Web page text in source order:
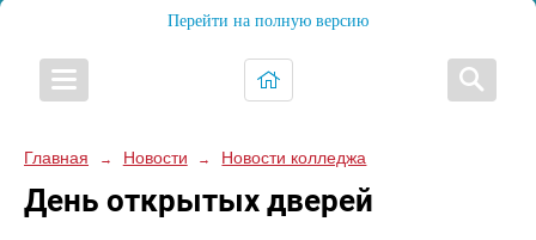
Перейти на полную версию
Главная → Новости → Новости колледжа
День открытых дверей